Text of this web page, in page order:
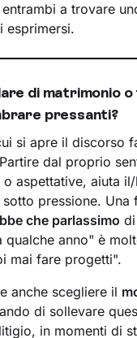
a trovare
esprimersi.
di matrimonio
pressanti?
si apre il discorso
dal proprio
o aspettative, aiuta
sotto pressione. Una
che parlassimo
qualche anno" è
mai fare progetti".
anche scegliere il
di sollevare
in momenti di